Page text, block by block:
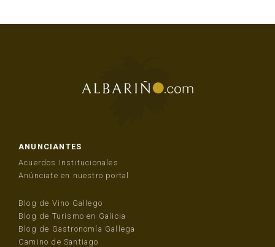
ANUNCIANTES
Acuerdos Institucionales
Anúnciate en nuestro portal
Blog de Vino Gallego
Blog de Turismo en Galicia
Blog de Gastronomía Gallega
Camino de Santiago